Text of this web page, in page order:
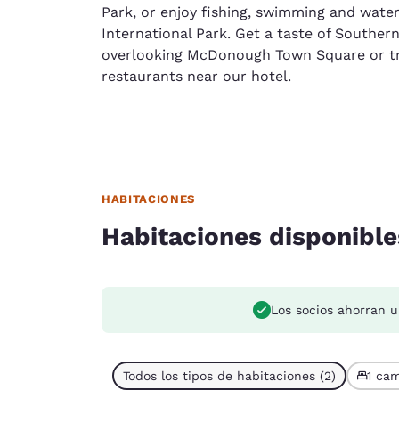
Park, or enjoy fishing, swimming and
International Park. Get a taste of Southern
overlooking McDonough Town Square or
restaurants near our hotel.
HABITACIONES
Habitaciones
Los socios ahorran
Todos los tipos de habitaciones (2) 1